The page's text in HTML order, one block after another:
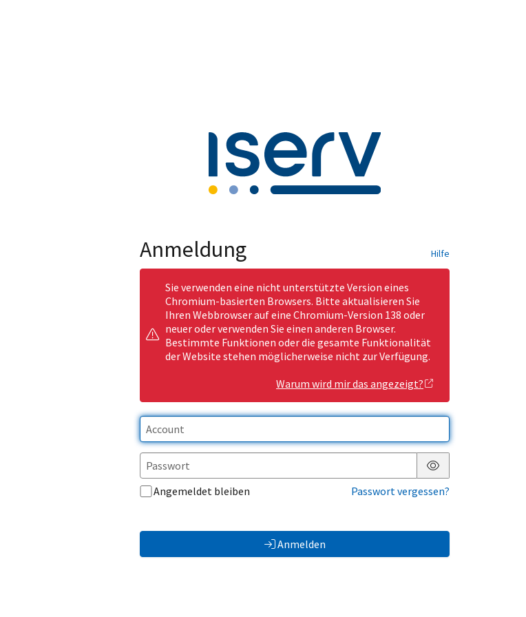
Anmeldung Hilfe
Sie verwenden eine nicht unterstützte Version eines
Chromium-basierten Browsers. Bitte aktualisieren Sie
Ihren Webbrowser auf eine Chromium-Version 138 oder
neuer oder verwenden Sie einen anderen Browser.
Bestimmte Funktionen oder die gesamte Funktionalität
der Website stehen möglicherweise nicht zur Verfügung.
Warum wird mir das angezeigt?
Passwort anzeigen
Angemeldet bleiben
Passwort vergessen?
Anmelden